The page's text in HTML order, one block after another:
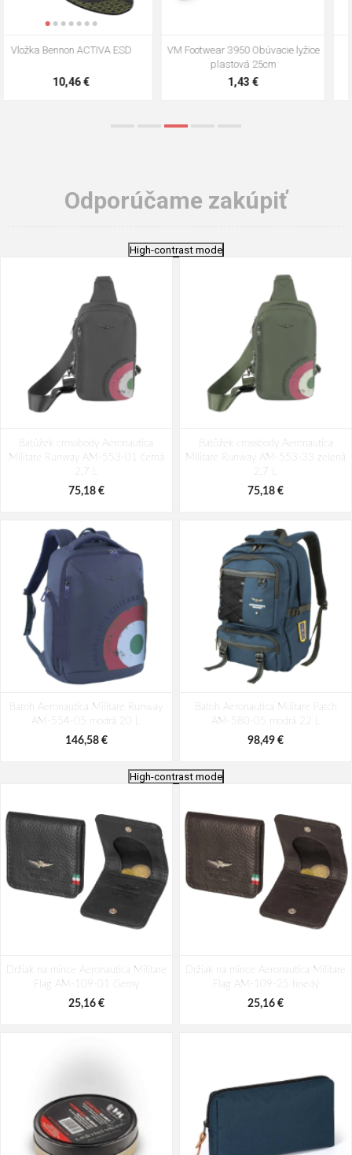
VM Footwear 3009 Vkladacia
5,21 €
VM Footwear 3102 Šnúrky ploché
0,79 €
Odporúčame zakúpiť
High-contrast mode
Batůžek crossbody Aeronautica
Militare Runway AM-553-01 černá
2,7 L
75,18 €
Batůžek crossbody Aeronautica
Militare Runway AM-553-33 zelená
2,7 L
75,18 €
Batoh Aeronautica Militare Runway
AM-554-05 modrá 20 L
146,58 €
Batoh Aeronautica Militare Patch
AM-580-05 modrá 22 L
98,49 €
AM-581-05 modrá 19 L
94,29 €
AM-554-01 černá 20 L
146,58 €
High-contrast mode
Držiak na mince Aeronautica Militare
Flag AM-109-01 čierny
25,16 €
Držiak na mince Aeronautica Militare
Flag AM-109-25 hnedý
25,16 €